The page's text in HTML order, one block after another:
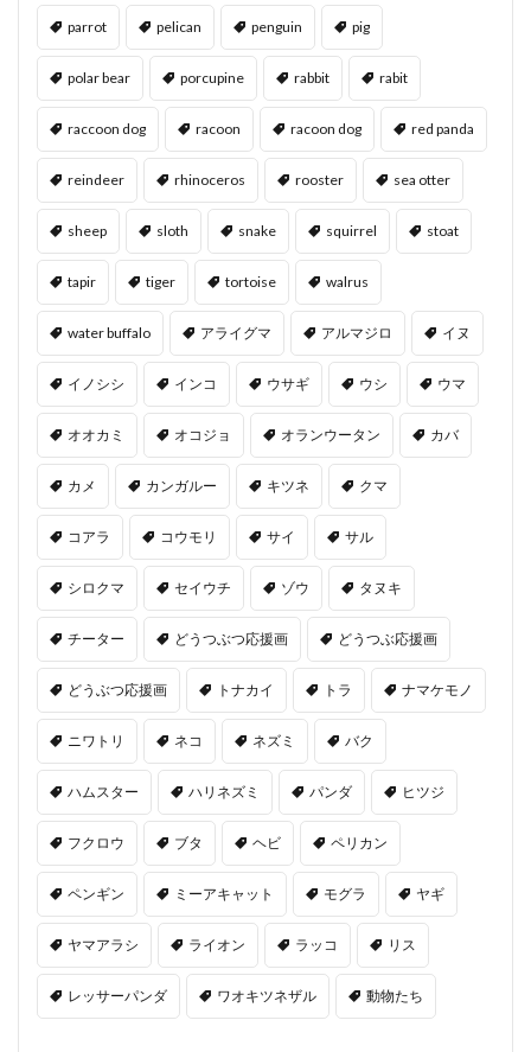
parrot pelican penguin pig
polar bear porcupine rabbit rabit
raccoon dog racoon racoon dog red panda
reindeer rhinoceros rooster sea otter
sheep sloth snake squirrel stoat
tapir tiger tortoise walrus
water buffalo アライグマ アルマジロ イヌ
イノシシ インコ ウサギ ウシ ウマ
オオカミ オコジョ オランウータン カバ
カメ カンガルー キツネ クマ
コアラ コウモリ サイ サル
シロクマ セイウチ ゾウ タヌキ
チーター どうつぶつ応援画 どうつぶ応援画
どうぶつ応援画 トナカイ トラ ナマケモノ
ニワトリ ネコ ネズミ バク
ハムスター ハリネズミ パンダ ヒツジ
フクロウ ブタ ヘビ ペリカン
ペンギン ミーアキャット モグラ ヤギ
ヤマアラシ ライオン ラッコ リス
レッサーパンダ ワオキツネザル 動物たち